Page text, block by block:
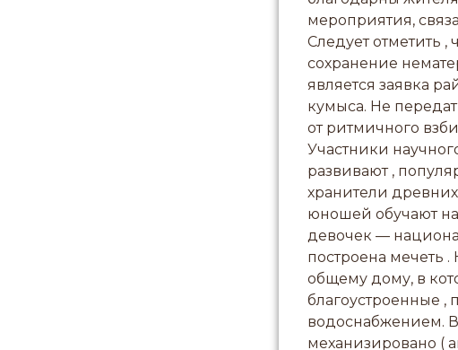
мероприятия,
Следует отметить
сохранение
является заявка
кумыса. Не
от ритмичного
Участники
развивают ,
хранители
юношей обучают
девочек —
построена мечеть
общему дому, в
благоустроенные
водоснабжением.
механизировано (